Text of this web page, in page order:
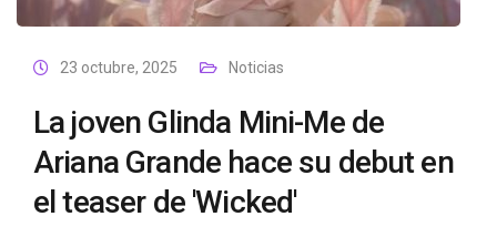
23 octubre, 2025 Noticias
La joven Glinda Mini-Me de
Ariana Grande hace su debut en
el teaser de 'Wicked'